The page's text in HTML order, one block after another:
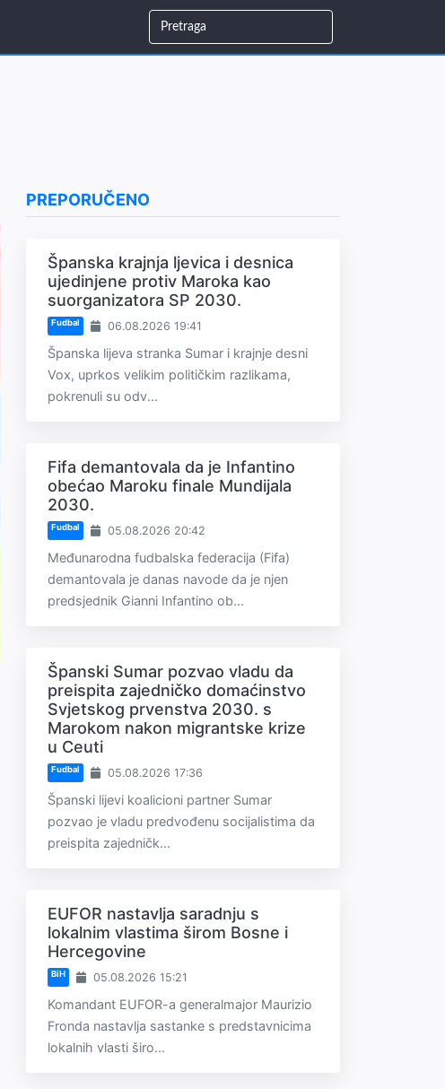
PREPORUČENO
Španska krajnja ljevica i desnica
ujedinjene protiv Maroka kao
suorganizatora SP 2030.
Fudbal 06.08.2026 19:41
Španska lijeva stranka Sumar i krajnje desni
Vox, uprkos velikim političkim razlikama,
pokrenuli su odv...
Fifa demantovala da je Infantino
obećao Maroku finale Mundijala
2030.
Fudbal 05.08.2026 20:42
Međunarodna fudbalska federacija (Fifa)
demantovala je danas navode da je njen
predsjednik Gianni Infantino ob...
Španski Sumar pozvao vladu da
preispita zajedničko domaćinstvo
Svjetskog prvenstva 2030. s
Marokom nakon migrantske krize
u Ceuti
Fudbal 05.08.2026 17:36
Španski lijevi koalicioni partner Sumar
pozvao je vladu predvođenu socijalistima da
preispita zajedničk...
EUFOR nastavlja saradnju s
lokalnim vlastima širom Bosne i
Hercegovine
BiH 05.08.2026 15:21
Komandant EUFOR-a generalmajor Maurizio
Fronda nastavlja sastanke s predstavnicima
lokalnih vlasti širo...